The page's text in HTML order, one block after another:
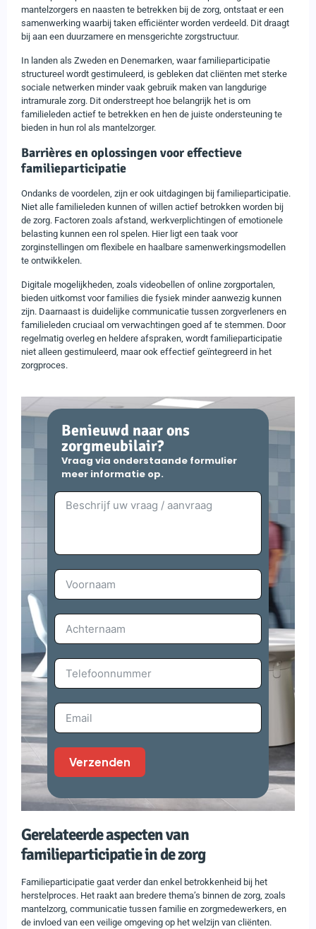
mantelzorgers en naasten te betrekken bij de zorg, ontstaat er een
samenwerking waarbij taken efficiënter worden verdeeld. Dit draagt
bij aan een duurzamere en mensgerichte zorgstructuur.
In landen als Zweden en Denemarken, waar familieparticipatie
structureel wordt gestimuleerd, is gebleken dat cliënten met sterke
sociale netwerken minder vaak gebruik maken van langdurige
intramurale zorg. Dit onderstreept hoe belangrijk het is om
familieleden actief te betrekken en hen de juiste ondersteuning te
bieden in hun rol als mantelzorger.
Barrières en oplossingen voor effectieve
familieparticipatie
Ondanks de voordelen, zijn er ook uitdagingen bij familieparticipatie.
Niet alle familieleden kunnen of willen actief betrokken worden bij
de zorg. Factoren zoals afstand, werkverplichtingen of emotionele
belasting kunnen een rol spelen. Hier ligt een taak voor
zorginstellingen om flexibele en haalbare samenwerkingsmodellen
te ontwikkelen.
Digitale mogelijkheden, zoals videobellen of online zorgportalen,
bieden uitkomst voor families die fysiek minder aanwezig kunnen
zijn. Daarnaast is duidelijke communicatie tussen zorgverleners en
familieleden cruciaal om verwachtingen goed af te stemmen. Door
regelmatig overleg en heldere afspraken, wordt familieparticipatie
niet alleen gestimuleerd, maar ook effectief geïntegreerd in het
zorgproces.
Benieuwd naar ons
zorgmeubilair?
Vraag via onderstaande formulier
meer informatie op.
Verzenden
Gerelateerde aspecten van
familieparticipatie in de zorg
Familieparticipatie gaat verder dan enkel betrokkenheid bij het
herstelproces. Het raakt aan bredere thema’s binnen de zorg, zoals
mantelzorg, communicatie tussen familie en zorgmedewerkers, en
de invloed van een veilige omgeving op het welzijn van cliënten.